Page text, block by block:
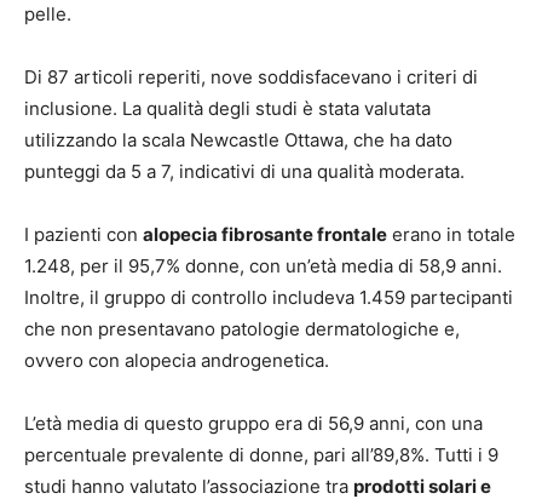
pelle.
Di 87 articoli reperiti, nove soddisfacevano i criteri di
inclusione. La qualità degli studi è stata valutata
utilizzando la scala Newcastle Ottawa, che ha dato
punteggi da 5 a 7, indicativi di una qualità moderata.
I pazienti con alopecia fibrosante frontale erano in totale
1.248, per il 95,7% donne, con un’età media di 58,9 anni.
Inoltre, il gruppo di controllo includeva 1.459 partecipanti
che non presentavano patologie dermatologiche e,
ovvero con alopecia androgenetica.
L’età media di questo gruppo era di 56,9 anni, con una
percentuale prevalente di donne, pari all’89,8%. Tutti i 9
studi hanno valutato l’associazione tra prodotti solari e